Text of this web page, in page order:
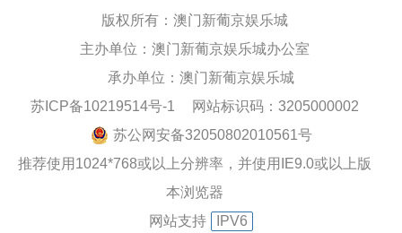
版权所有：澳门新葡京娱乐城
主办单位：澳门新葡京娱乐城办公室
承办单位：澳门新葡京娱乐城
苏ICP备10219514号-1
网站标识码：3205000002
苏公网安备32050802010561号
推荐使用1024*768或以上分辨率，并使用IE9.0或以上版
本浏览器
网站支持
IPV6